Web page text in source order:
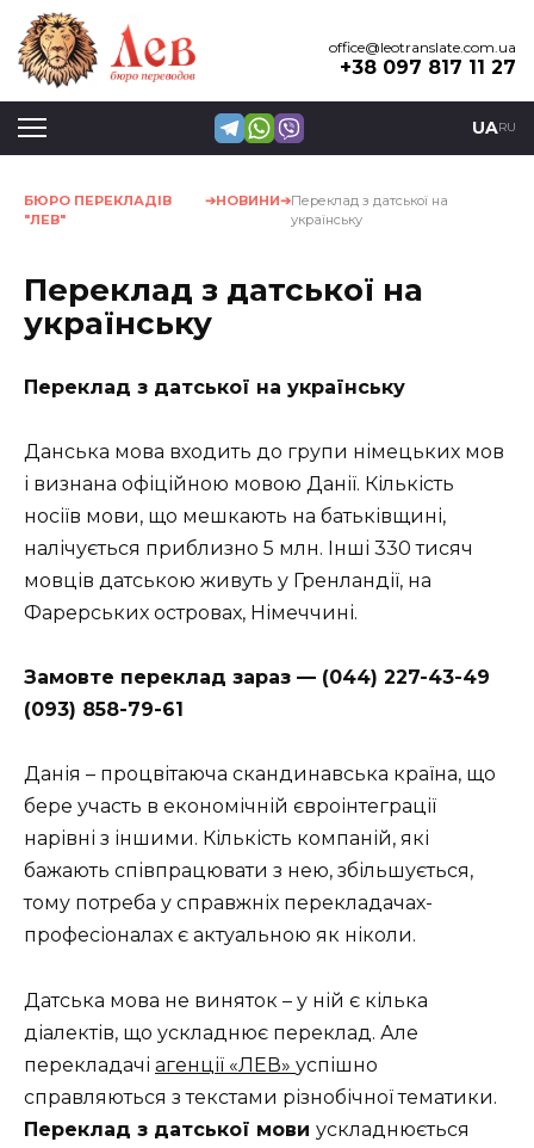
Перейти
до
вмісту
office@leotranslate.com.ua
+38 097 817 11 27
UARU
БЮРО ПЕРЕКЛАДІВ
"ЛЕВ"
НОВИНИ
Переклад з датської на
українську
Переклад з датської на
українську
Переклад з датської на українську
Данська мова входить до групи німецьких мов
і визнана офіційною мовою Данії. Кількість
носіїв мови, що мешкають на батьківщині,
налічується приблизно 5 млн. Інші 330 тисяч
мовців датською живуть у Гренландії, на
Фарерських островах, Німеччині.
Замовте переклад зараз — (044) 227-43-49
(093) 858-79-61
Данія – процвітаюча скандинавська країна, що
бере участь в економічній євроінтеграції
нарівні з іншими. Кількість компаній, які
бажають співпрацювати з нею, збільшується,
тому потреба у справжніх перекладачах-
професіоналах є актуальною як ніколи.
Датська мова не виняток – у ній є кілька
діалектів, що ускладнює переклад. Але
перекладачі агенції «ЛЕВ» успішно
справляються з текстами різнобічної тематики.
Переклад з датської мови ускладнюється